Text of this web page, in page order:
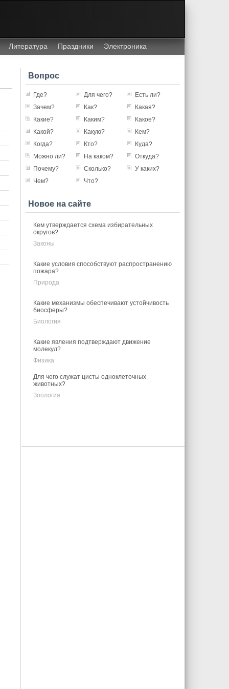
Литература Праздники Электроника
Вопрос
Где? Для чего?
Есть ли?
Зачем?
Как?
Какая?
Какие?
Каким?
Какое?
Какой?
Какую?
Кем?
Когда?
Кто?
Куда?
Можно ли?
На каком?
Откуда?
Почему?
Сколько?
У каких?
Чем?
Что?
Новое на сайте
Кем утверждается схема избирательных
округов?
Законы
Какие условия способствуют распространению
пожара?
Природа
Какие механизмы обеспечивают устойчивость
биосферы?
Биология
Какие явления подтверждают движение
молекул?
Физика
Для чего служат цисты одноклеточных
животных?
Зоология